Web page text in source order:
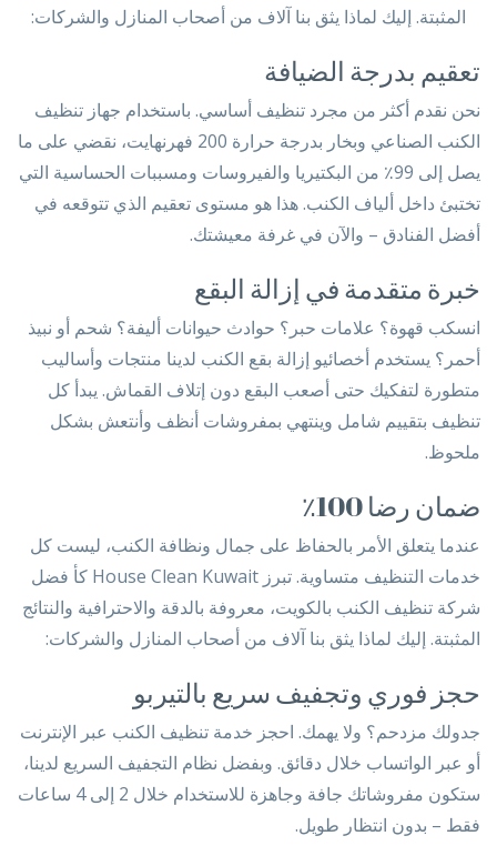
المثبتة. إليك لماذا يثق بنا آلاف من أصحاب المنازل والشركات:
تعقيم بدرجة الضيافة
نحن نقدم أكثر من مجرد تنظيف أساسي. باستخدام جهاز تنظيف
الكنب الصناعي وبخار بدرجة حرارة 200 فهرنهايت، نقضي على ما
يصل إلى 99٪ من البكتيريا والفيروسات ومسببات الحساسية التي
تختبئ داخل ألياف الكنب. هذا هو مستوى تعقيم الذي تتوقعه في
أفضل الفنادق – والآن في غرفة معيشتك.
خبرة متقدمة في إزالة البقع
انسكب قهوة؟ علامات حبر؟ حوادث حيوانات أليفة؟ شحم أو نبيذ
أحمر؟ يستخدم أخصائيو إزالة بقع الكنب لدينا منتجات وأساليب
متطورة لتفكيك حتى أصعب البقع دون إتلاف القماش. يبدأ كل
تنظيف بتقييم شامل وينتهي بمفروشات أنظف وأنتعش بشكل
ملحوظ.
ضمان رضا 100٪
عندما يتعلق الأمر بالحفاظ على جمال ونظافة الكنب، ليست كل
خدمات التنظيف متساوية. تبرز House Clean Kuwait كأ فضل
شركة تنظيف الكنب بالكويت، معروفة بالدقة والاحترافية والنتائج
المثبتة. إليك لماذا يثق بنا آلاف من أصحاب المنازل والشركات:
حجز فوري وتجفيف سريع بالتيربو
جدولك مزدحم؟ ولا يهمك. احجز خدمة تنظيف الكنب عبر الإنترنت
أو عبر الواتساب خلال دقائق. وبفضل نظام التجفيف السريع لدينا،
ستكون مفروشاتك جافة وجاهزة للاستخدام خلال 2 إلى 4 ساعات
فقط – بدون انتظار طويل.